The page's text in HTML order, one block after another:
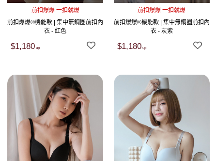
前扣爆爆 一扣就爆
前扣爆爆®機能款 | 集中無鋼圈前扣內
衣 - 紅色
$1,180
前扣爆爆 一扣就爆
前扣爆爆®機能款 | 集中無鋼圈前扣內
衣 - 灰紫
$1,180